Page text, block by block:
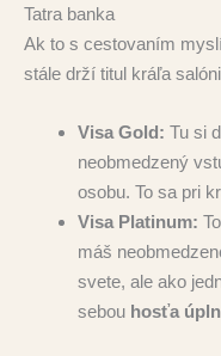
Tatra banka
Ak to s cestovaním
stále drží titul kráľa
Visa Gold: Tu si
neobmedzený
osobu. To sa pri
Visa Platinum:
máš
svete, ale ako
sebou hosťa